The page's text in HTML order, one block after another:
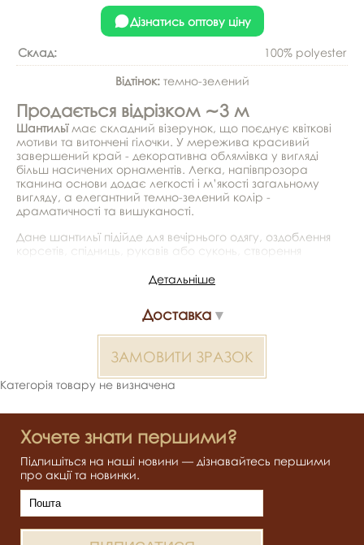
Дізнатись оптову ціну
Склад: 100% polyester
Відтінок:темно-зелений
Продається відрізком ∼3 м
Шантильїмає складний візерунок, що поєднує квіткові
мотиви та витончені гілочки. У мережива красивий
завершений край - декоративна облямівка у вигляді
більш насичених орнаментів. Легка, напівпрозора
тканина основи додає легкості і м’якості загальному
вигляду, а елегантний темно-зелений колір -
драматичності та вишуканості.
Дане шантильї підійде для вечірнього одягу, оздоблення
корсетів, спідниць, рукавів або суконь, створення
Шантильї без бісеру 2000000384092 — матеріал для
весільних суконь, декору та колекцій ательє. Доступний
оптом і в роздріб в Inter Tex, SKU 383132.
Детальніше
Доставка
ЗАМОВИТИ ЗРАЗОК
Категорія товару не визначена
Хочете знати першими?
Підпишіться на наші новини — дізнавайтесь першими
про акції та новинки.